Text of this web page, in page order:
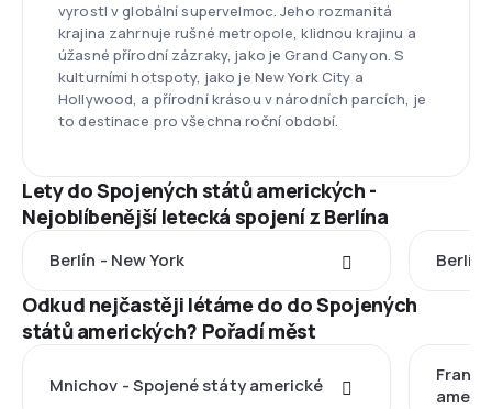
vyrostl v globální supervelmoc. Jeho rozmanitá
krajina zahrnuje rušné metropole, klidnou krajinu a
úžasné přírodní zázraky, jako je Grand Canyon. S
kulturními hotspoty, jako je New York City a
Hollywood, a přírodní krásou v národních parcích, je
to destinace pro všechna roční období.
Lety do Spojených států amerických -
Nejoblíbenější letecká spojení z Berlína
Berlín - New York Berlín
Odkud nejčastěji létáme do do Spojených
států amerických? Pořadí měst
Mnichov - Spojené státy americké